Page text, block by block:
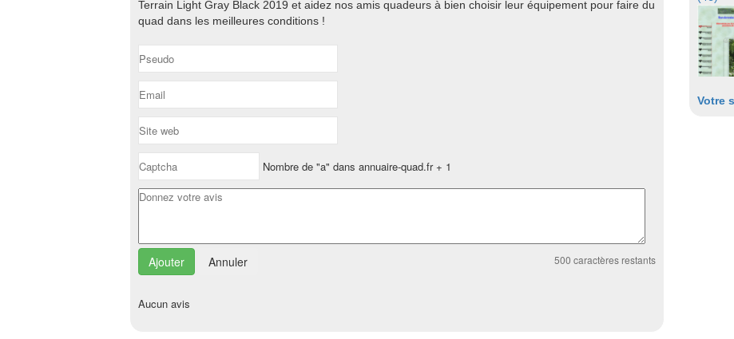
Terrain Light Gray Black 2019 et aidez nos amis quadeurs à bien choisir leur équipement pour faire du
quad dans les meilleures conditions !
Nombre de "a" dans annuaire-quad.fr + 1
Annuler 500 caractères restants
Aucun avis
Votre